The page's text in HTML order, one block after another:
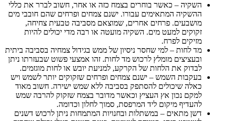
השקיה – כאשר בוחרים בצמח כזה או אחר, חשוב לברר את כללי
ההשקיה המתאימים עבורו. ישנם צמחים ופרחים שהם חובבי מים
מושבעים. פרחים אחרים, שמוצאם מסביבה טבעית צחיחה,
זקוקים למעט מים. השקיה מועטה או רבה מדי יכולים להיות
מזיקים לפרח.
מד לחות – למי שחסר ניסיון של ממש בגידול צמחיה בסביבה ביתית
ובעציצים מומלץ לרכוש מד לחות. זהו אמצעי פשוט שבעזרתו ניתן
לבדוק את הלחות של הקרקע, למניעת יובש או לחות מוגזמים.
בעקבות השמש – ישנם צמחים ופרחים שזקוקים יותר לשמש ויש
כאלה שיכולים להסתפק בסביבה ללא שמש ישירה. חשוב מאוד
למקם נכון אץ העציץ וכאשר מדובר בצמח שזקוק להרבה שמש
להעדיף מיקום ליד המרפסת, סמוך לחלון וכדומה.
דשן מתאים – במשתלות ובחנויות המתמחות ניתן לרכוש דשנים